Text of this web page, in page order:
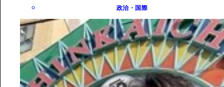
政治・国際